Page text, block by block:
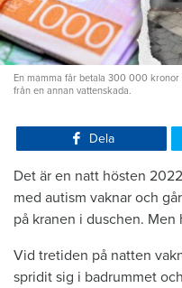
En mamma får betala 300 000
från en annan vattenskada.
Dela
Det är en natt hösten
med autism vaknar och
på kranen i duschen.
Vid tretiden på natten
spridit sig i badrummet